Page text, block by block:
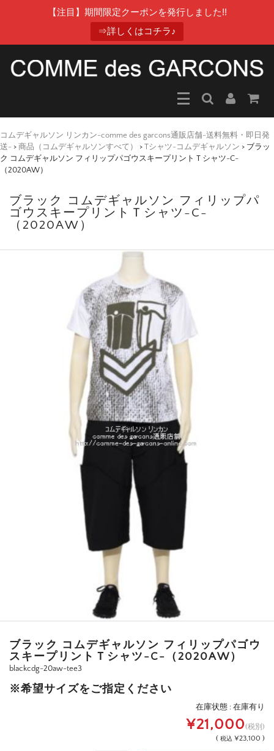
【注目】期間限定クーポンを発行しました!!
⇒詳しくはコチラ♪
コムデギャルソン リンカン-comme des garcons通販店舗-送料無料・即日発
送- > 商品（コムデギャルソンすべて） > Tシャツ-コムデギャルソン > ブラッ
ク コムデギャルソン フィリップパゴウスキープリントＴシャツ-C-
（2020AW）
ブラック コムデギャルソン フィリップパ
ゴウスキープリントＴシャツ-C-
（2020AW）
ブラック コムデギャルソン フィリップパゴウ
スキープリントＴシャツ-C-（2020AW）
blackcdg-20aw-tee3
※希望サイズをご指定ください
在庫状態 : 在庫有り
¥21,000(税別)
( 税込 ¥23,100 )